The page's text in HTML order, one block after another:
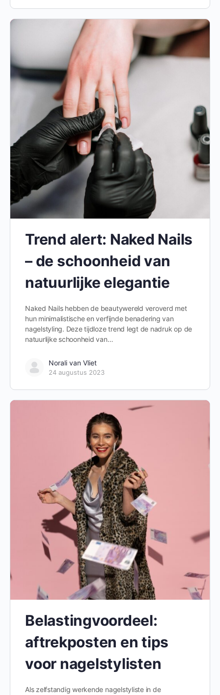
Trend alert: Naked Nails
– de schoonheid van
natuurlijke elegantie
Naked Nails hebben de beautywereld veroverd met
hun minimalistische en verfijnde benadering van
nagelstyling. Deze tijdloze trend legt de nadruk op de
natuurlijke schoonheid van…
Norali van Vliet
24 augustus 2023
Belastingvoordeel:
aftrekposten en tips
voor nagelstylisten
Als zelfstandig werkende nagelstyliste in de